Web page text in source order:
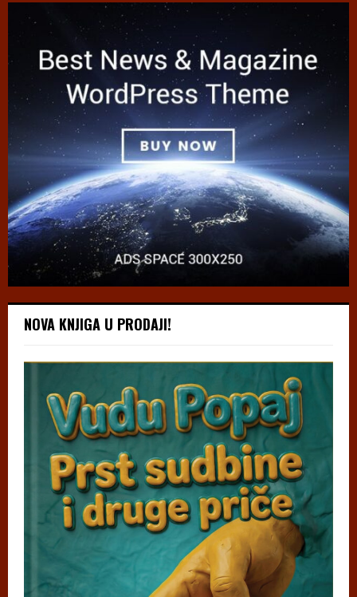
NOVA KNJIGA U PRODAJI!